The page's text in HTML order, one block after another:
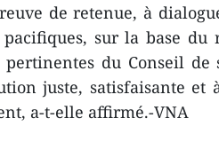
de retenue, à
sur la base du
du Conseil de
juste, satisfaisante et
a-t-elle affirmé.-VNA